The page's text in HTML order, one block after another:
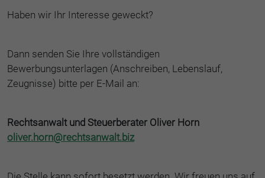
Haben wir Ihr Interesse geweckt?
Dann senden Sie Ihre vollständigen
Bewerbungsunterlagen (Anschreiben, Lebenslauf,
Zeugnisse) bitte per E-Mail an:
Rechtsanwalt und Steuerberater Oliver Horn
oliver.horn@rechtsanwalt.biz